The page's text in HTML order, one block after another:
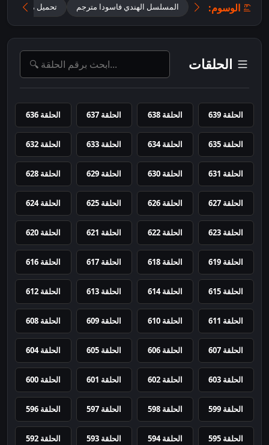
الوسوم: المسلسل الهندي فاسودا مترجم تحميل مسلسل Vasudha مترجم
الحلقات
الحلقة 639 الحلقة 638 الحلقة 637 الحلقة 636
الحلقة 635 الحلقة 634 الحلقة 633 الحلقة 632
الحلقة 631 الحلقة 630 الحلقة 629 الحلقة 628
الحلقة 627 الحلقة 626 الحلقة 625 الحلقة 624
الحلقة 623 الحلقة 622 الحلقة 621 الحلقة 620
الحلقة 619 الحلقة 618 الحلقة 617 الحلقة 616
الحلقة 615 الحلقة 614 الحلقة 613 الحلقة 612
الحلقة 611 الحلقة 610 الحلقة 609 الحلقة 608
الحلقة 607 الحلقة 606 الحلقة 605 الحلقة 604
الحلقة 603 الحلقة 602 الحلقة 601 الحلقة 600
الحلقة 599 الحلقة 598 الحلقة 597 الحلقة 596
الحلقة 595 الحلقة 594 الحلقة 593 الحلقة 592